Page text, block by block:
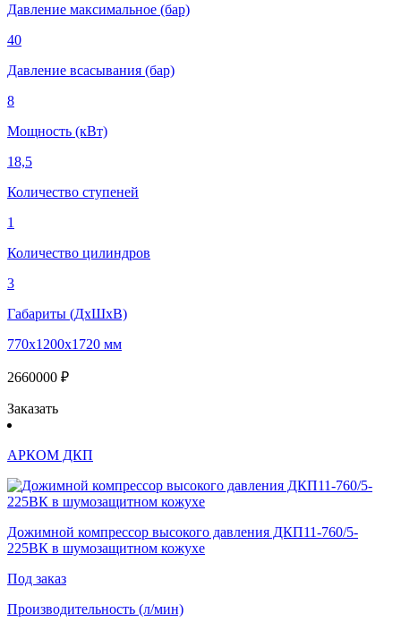
Давление максимальное (бар)
40
Давление всасывания (бар)
8
Мощность (кВт)
18,5
Количество ступеней
1
Количество цилиндров
3
Габариты (ДхШхВ)
770х1200х1720 мм
2660000 ₽
Заказать
АРКОМ ДКП
Дожимной компрессор высокого давления ДКП11-760/5-
225ВК в шумозащитном кожухе
Под заказ
Производительность (л/мин)